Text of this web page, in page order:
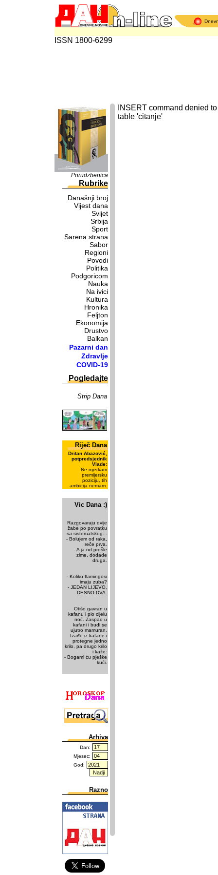
ISSN 1800-6299
Porudzbenica
Rubrike
Današnji broj
Vijest dana
Svijet
Srbija
Sport
Sarena strana
Sabor
Regioni
Povodi
Politika
Podgoricom
Nauka
Na ivici
Kultura
Hronika
Feljton
Ekonomija
Drustvo
Balkan
Pazarni dan
Zdravlje
COVID-19
Pogledajte
Strip Dana
Riječ Dana
Dritan Abazović,
potpredsjednik
Vlade:
Ne mjerkam
premijersku
poziciju, tih
ambicija nemam.
Vic Dana :)
Razgovaraju dvije
žabe po povratku
sa sistematskog...
- Bolujem od raka,
reče prva.
- A ja od prošle
zime, dodade
druga.
- Koliko flamingosi
imaju zuba?
- JEDAN LIJEVO,
DESNO DVA.
Otišo gavran u
kafanu i pio cijelu
noć. Zaspao u
kafani i budi se
ujutro mamuran.
Izađe iz kafane i
protegne jedno
krilo, pa drugo krilo
i kaže:
- Bogami ću pješke
kući.
Arhiva
Dan:
Mjesec:
God:
Razno
INSERT command denied
table 'citanje'